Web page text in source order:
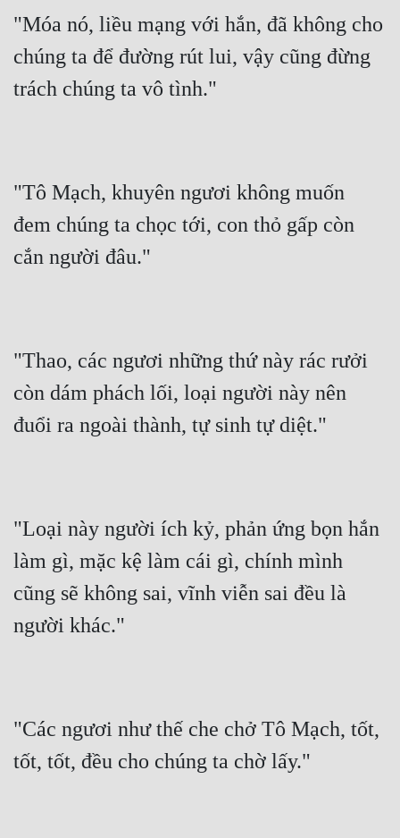
"Móa nó, liều mạng với hắn, đã không cho
chúng ta để đường rút lui, vậy cũng đừng
trách chúng ta vô tình."
"Tô Mạch, khuyên ngươi không muốn
đem chúng ta chọc tới, con thỏ gấp còn
cắn người đâu."
"Thao, các ngươi những thứ này rác rưởi
còn dám phách lối, loại người này nên
đuổi ra ngoài thành, tự sinh tự diệt."
"Loại này người ích kỷ, phản ứng bọn hắn
làm gì, mặc kệ làm cái gì, chính mình
cũng sẽ không sai, vĩnh viễn sai đều là
người khác."
"Các ngươi như thế che chở Tô Mạch, tốt,
tốt, tốt, đều cho chúng ta chờ lấy."